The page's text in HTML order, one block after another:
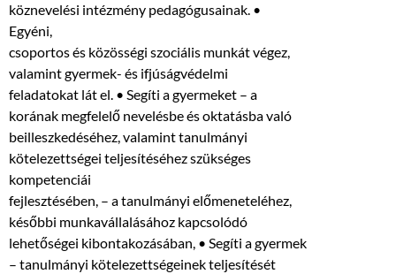
köznevelési intézmény pedagógusainak. •
Egyéni,
csoportos és közösségi szociális munkát végez,
valamint gyermek- és ifjúságvédelmi
feladatokat lát el. • Segíti a gyermeket – a
korának megfelelő nevelésbe és oktatásba való
beilleszkedéséhez, valamint tanulmányi
kötelezettségei teljesítéséhez szükséges
kompetenciái
fejlesztésében, – a tanulmányi előmeneteléhez,
későbbi munkavállalásához kapcsolódó
lehetőségei kibontakozásában, • Segíti a gyermek
– tanulmányi kötelezettségeinek teljesítését